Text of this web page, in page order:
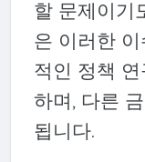
할 문제이기
은 이러한
적인 정책
하며, 다른
됩니다.